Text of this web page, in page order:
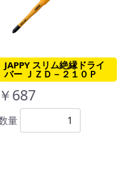
JAPPY スリム絶縁ドライ
バー ＪＺＤ－２１０Ｐ
￥687
量